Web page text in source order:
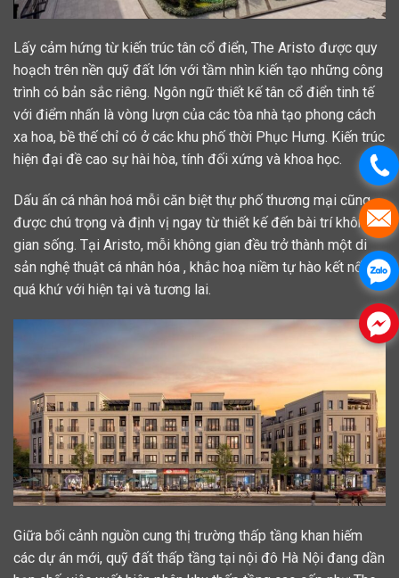
Lấy cảm hứng từ kiến trúc tân cổ điển, The Aristo được quy
hoạch trên nền quỹ đất lớn với tầm nhìn kiến tạo những công
trình có bản sắc riêng. Ngôn ngữ thiết kế tân cổ điển tinh tế
với điểm nhấn là vòng lượn của các tòa nhà tạo phong cách
xa hoa, bề thế chỉ có ở các khu phố thời Phục Hưng. Kiến trúc
hiện đại đề cao sự hài hòa, tính đối xứng và khoa học.
Dấu ấn cá nhân hoá mỗi căn biệt thự phố thương mại cũng
được chú trọng và định vị ngay từ thiết kế đến bài trí không
gian sống. Tại Aristo, mỗi không gian đều trở thành một di
sản nghệ thuật cá nhân hóa , khắc hoạ niềm tự hào kết nối
quá khứ với hiện tại và tương lai.
Giữa bối cảnh nguồn cung thị trường thấp tầng khan hiếm
các dự án mới, quỹ đất thấp tầng tại nội đô Hà Nội đang dần